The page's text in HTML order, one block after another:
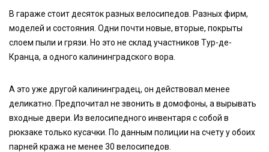
В гараже стоит десяток разных велосипедов. Разных фирм,
моделей и состояния. Одни почти новые, вторые, покрыты
слоем пыли и грязи. Но это не склад участников Тур-де-
Кранца, а одного калининградского вора.
А это уже другой калининградец, он действовал менее
деликатно. Предпочитал не звонить в домофоны, а вырывать
входные двери. Из велосипедного инвентаря с собой в
рюкзаке только кусачки. По данным полиции на счету у обоих
парней кража не менее 30 велосипедов.